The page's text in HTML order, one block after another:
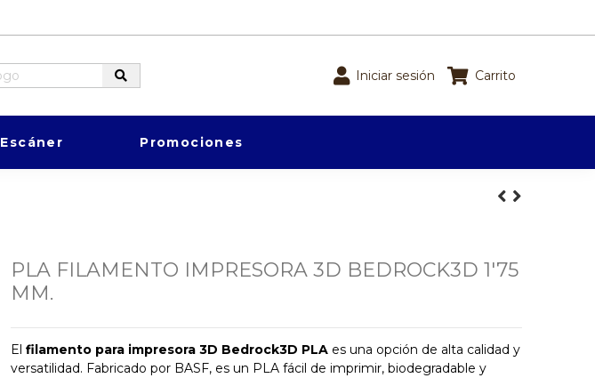
Iniciar sesión Carrito
Escáner Promociones
PLA FILAMENTO IMPRESORA 3D BEDROCK3D 1'75
MM.
El filamento para impresora 3D Bedrock3D PLA es una opción de alta calidad y
versatilidad. Fabricado por BASF, es un PLA fácil de imprimir, biodegradable y